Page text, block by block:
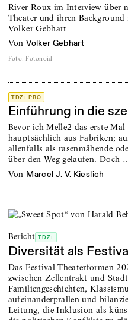
River Roux im Interview über
Theater und ihren
Volker Gebhart
von Volker Gebhart
Foto: Fotonoid
TDZ+ PRO
Einführung in die
Bevor ich Melle2 das erste
hauptsächlich aus Fabriken;
allenfalls als rasenmähende
über den Weg gelaufen. Doch
von Marcel J. V. Kieslich
Bericht TDZ+
Diversität als
Das Festival Theaterformen
zwischen Zellentrakt und
Familiengeschichten,
aufeinanderprallen und
Leitung, die Inklusion als